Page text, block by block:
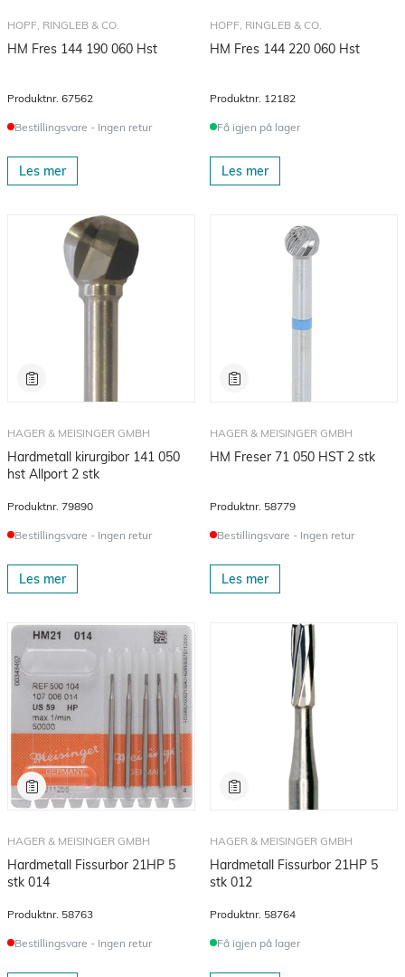
HOPF, RINGLEB & CO.
HM Fres 144 190 060 Hst
Produktnr. 67562
Bestillingsvare - Ingen retur
Les mer
HOPF, RINGLEB & CO.
HM Fres 144 220 060 Hst
Produktnr. 12182
Få igjen på lager
Les mer
HAGER & MEISINGER GMBH
Hardmetall kirurgibor 141 050
hst Allport 2 stk
Produktnr. 79890
Bestillingsvare - Ingen retur
Les mer
HAGER & MEISINGER GMBH
HM Freser 71 050 HST 2 stk
Produktnr. 58779
Bestillingsvare - Ingen retur
Les mer
HAGER & MEISINGER GMBH
Hardmetall Fissurbor 21HP 5
stk 014
Produktnr. 58763
Bestillingsvare - Ingen retur
HAGER & MEISINGER GMBH
Hardmetall Fissurbor 21HP 5
stk 012
Produktnr. 58764
Få igjen på lager